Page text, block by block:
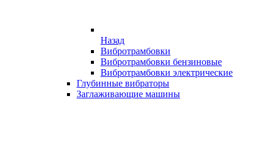
Назад
Вибротрамбовки
Вибротрамбовки бензиновые
Вибротрамбовки электрические
Глубинные вибраторы
Заглаживающие машины